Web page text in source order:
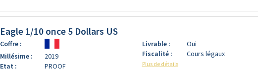
Eagle 1/10 once 5 Dollars US
Coffre :
Millésime :
2019
Etat :
PROOF
Livrable :
Oui
Fiscalité :
Cours légaux
Plus de détails